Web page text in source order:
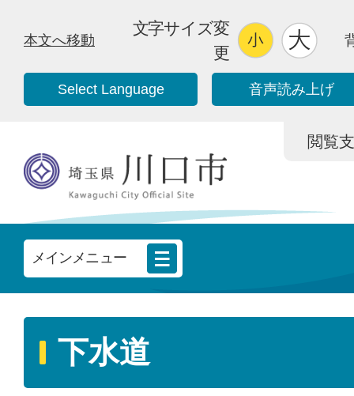
本文へ移動
文字サイズ変
更
Select Language 音声読み上げ
閲覧
メインメニュー
下水道